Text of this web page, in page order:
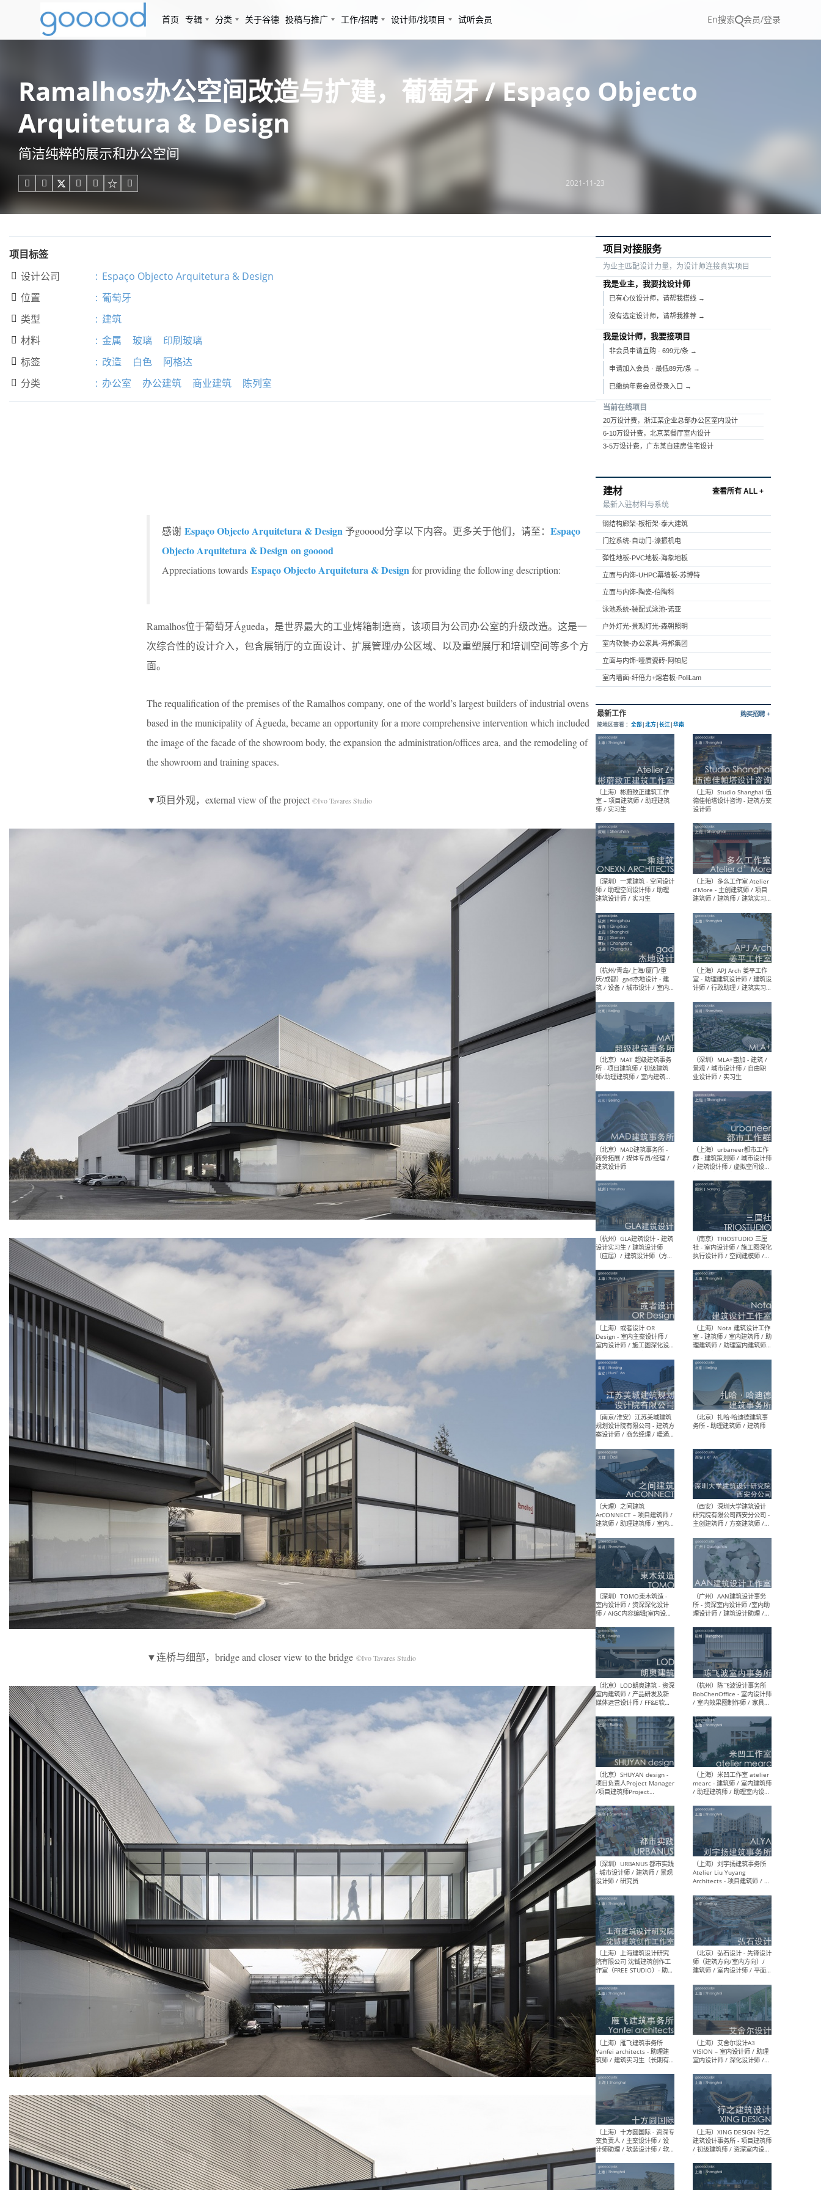
首页 专辑 分类 关于谷德 投稿与推广 工作/招聘 设计师/找项目 试听会员 En搜索 会员/登录
Ramalhos办公空间改造与扩建，葡萄牙 / Espaço Objecto
Arquitetura & Design
简洁纯粹的展示和办公空间
     2021-11-23
项目标签
 设计公司 : Espaço Objecto Arquitetura & Design
 位置 : 葡萄牙
 类型 : 建筑
 材料 : 金属 玻璃 印刷玻璃
 标签 : 改造 白色 阿格达
 分类 : 办公室 办公建筑 商业建筑 陈列室
感谢 Espaço Objecto Arquitetura & Design予gooood分享以下内容。更多关于他们，请至： Espaço
Objecto Arquitetura & Design on gooood
Appreciations towards Espaço Objecto Arquitetura & Designfor providing the following description:
Ramalhos位于葡萄牙Águeda，是世界最大的工业烤箱制造商，该项目为公司办公室的升级改造。这是一
次综合性的设计介入，包含展销厅的立面设计、扩展管理/办公区域、以及重塑展厅和培训空间等多个方
面。
The requaliﬁcation of the premises of the Ramalhos company, one of the world’s largest builders of industrial ovens
based in the municipality of Águeda, became an opportunity for a more comprehensive intervention which included
the image of the facade of the showroom body, the expansion the administration/oﬃces area, and the remodeling of
the showroom and training spaces.
▼项目外观，external view of the project ©Ivo Tavares Studio
▼连桥与细部，bridge and closer view to the bridge ©Ivo Tavares Studio
项目对接服务
为业主匹配设计力量，为设计师连接真实项目
我是业主，我要找设计师
已有心仪设计师，请帮我搭线 →
没有选定设计师，请帮我推荐 →
我是设计师，我要接项目
非会员申请直购 · 699元/条 →
申请加入会员 · 最低89元/条 →
已缴纳年费会员登录入口 →
当前在线项目
20万设计费，浙江某企业总部办公区室内设计
6-10万设计费，北京某餐厅室内设计
3-5万设计费，广东某自建房住宅设计
建材
查看所有 ALL +
最新入驻材料与系统
钢结构廊架-板桁架-泰大建筑
门控系统-自动门-濠振机电
弹性地板-PVC地板-海象地板
立面与内饰-UHPC幕墙板-苏博特
立面与内饰-陶瓷-伯陶科
泳池系统-装配式泳池-诺亚
户外灯光-景观灯光-森朝照明
室内软装-办公家具-海邦集团
立面与内饰-哑质瓷砖-阿帕尼
室内墙面-纤倍力+熔岩板-PoliLam
最新工作
按地区查看 ：全部|北方|长江
（上海）彬蔚致正建筑工作
室 – 项目建筑师 / 助理建筑
师 / 实习生
（深圳）一乘建筑 - 空间设计
师 / 助理空间设计师 / 助理
建筑设计师 / 实习生
（杭州/青岛/上海/厦门/重
庆/成都）gad杰地设计 - 建
筑 / 设备 / 城市设计 / 室内 /
幕墙 / BIM / 成本 / 工程 / 运
营 / 品牌 / 观点views / 实习
等
（北京）MAT 超级建筑事务
所 - 项目建筑师 / 初级建筑
师/助理建筑师 / 室内建筑师
/ 实习生
（北京）MAD建筑事务所 -
商务拓展 / 媒体专员/经理 /
设计实习生 / 建筑设计师
（应届）/ 建筑设计师（方案
设计）/ 建筑设计师（施工
图）/ 结构设计师 / 给排水设
计师
（上海）或者设计 OR
Design - 室内主案设计师 /
室内设计师 / 施工图深化设
计师 / 室内设计助理 / 新媒
体运营
（南京/淮安）江苏美城建筑
规划设计院有限公司 - 建筑方
案设计师 / 商务经理 / 暖通
设计师 / 造价工程师
（大理）之间建筑
ArCONNECT – 项目建筑师 /
建筑师 / 助理建筑师 / 室内
设计师 / 实习生
（深圳）TOMO東木筑造 -
室内设计师 / 资深深化设计
师 / AIGC内容编辑(室内设计
方向) / 照明设计师 / 软装设
计师
（北京）LOD朗奥建筑 - 资深
室内建筑师 / 产品研发及新
设计师 / 深化设计师 / 实习
（北京）SHUYAN design -
项目负责人Project Manager
/项目建筑师Project
Architect / 助理建筑师
Assistant Architect / 创始
人助理Founder's Assistant
/ 实习生Intern
（深圳）URBANUS 都市实践
- 城市设计师 / 建筑师 / 景观
设计师 / 研究员